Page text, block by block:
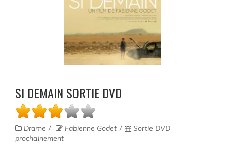
SI DEMAIN SORTIE DVD
Drame Fabienne Godet
Sortie DVD
prochainement